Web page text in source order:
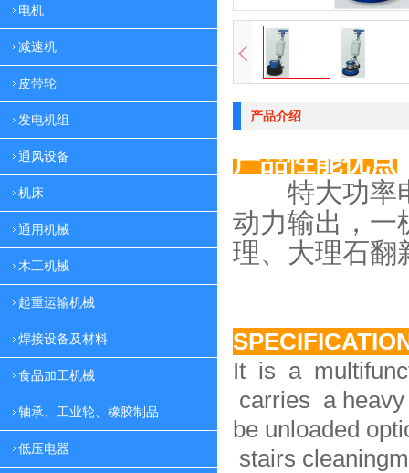
电机
减速机
皮带轮
发电机组
通风设备
机床
通用机械
木工机械
起重运输机械
焊接设备及材料
食品加工机械
轴承、工业轮、橡胶制品
低压电器
产品介绍
产品性能优点
特大功率电
动力输出，一
理、大理石翻
It is a
carries a
be unloaded
stairs